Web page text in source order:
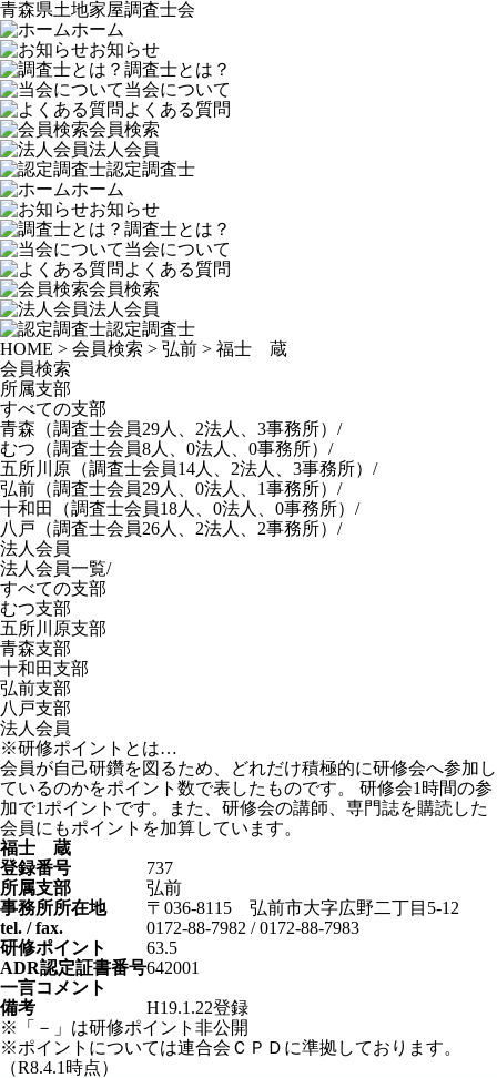
青森県土地家屋調査士会
ホーム
お知らせ
調査士とは？
当会について
よくある質問
会員検索
法人会員
認定調査士
ホーム
お知らせ
調査士とは？
当会について
よくある質問
会員検索
法人会員
認定調査士
HOME > 会員検索 > 弘前 > 福士 蔵
会員検索
所属支部
すべての支部
青森 （調査士会員29人、2法人、3事務所） /
むつ （調査士会員8人、0法人、0事務所） /
五所川原 （調査士会員14人、2法人、3事務所） /
弘前 （調査士会員29人、0法人、1事務所） /
十和田
（調査士会員18人、0法人、0事務所） /
八戸 （調査士会員26人、2法人、2事務所） /
法人会員
法人会員一覧/
すべての支部
むつ支部
五所川原支部
青森支部
十和田支部
弘前支部
八戸支部
法人会員
※研修ポイントとは…
会員が自己研鑽を図るため、どれだけ積極的に研修会へ参加し
ているのかをポイント数で表したものです。 研修会1時間の参
加で1ポイントです。また、研修会の講師、専門誌を購読した
会員にもポイントを加算しています。
福士 蔵
登録番号
737
所属支部
弘前
事務所所在地
〒036-8115 弘前市大字広野二丁目5-12
tel. / fax.
0172-88-7982 / 0172-88-7983
研修ポイント
63.5
ADR認定証書番号642001
一言コメント
備考
H19.1.22登録
※「－」は研修ポイント非公開
※ポイントについては連合会ＣＰＤに準拠しております。
（R8.4.1時点）